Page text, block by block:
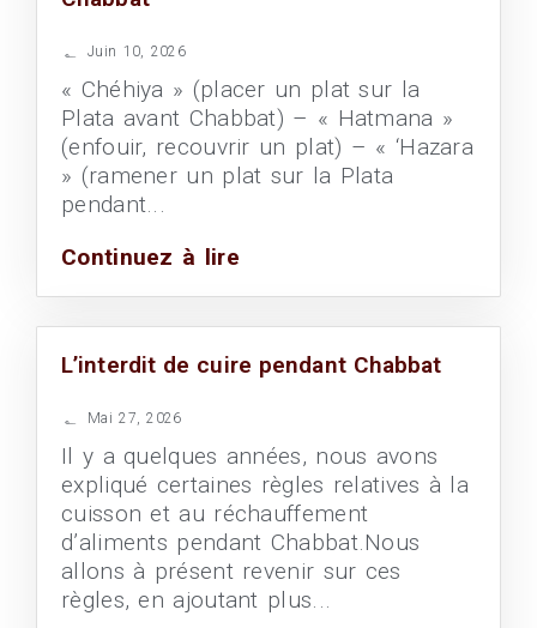
Juin 10, 2026
« Chéhiya » (placer un plat sur la
Plata avant Chabbat) – « Hatmana »
(enfouir, recouvrir un plat) – « ‘Hazara
» (ramener un plat sur la Plata
pendant...
Continuez à lire
L’interdit de cuire pendant Chabbat
Mai 27, 2026
Il y a quelques années, nous avons
expliqué certaines règles relatives à la
cuisson et au réchauffement
d’aliments pendant Chabbat.Nous
allons à présent revenir sur ces
règles, en ajoutant plus...